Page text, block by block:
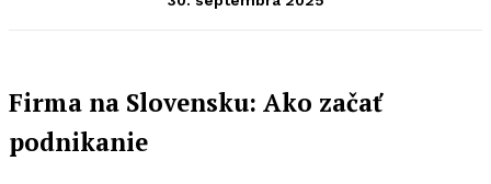
Firma na Slovensku: Ako začať
podnikanie